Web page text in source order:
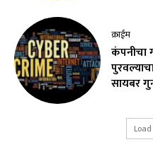
क्राईम
कंपनीचा
सायबर